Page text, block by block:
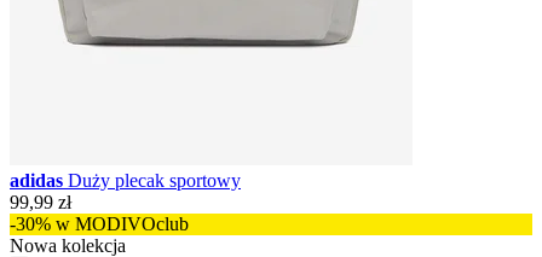
adidas Duży plecak sportowy
99,99 zł
-30% w MODIVOclub
Nowa kolekcja